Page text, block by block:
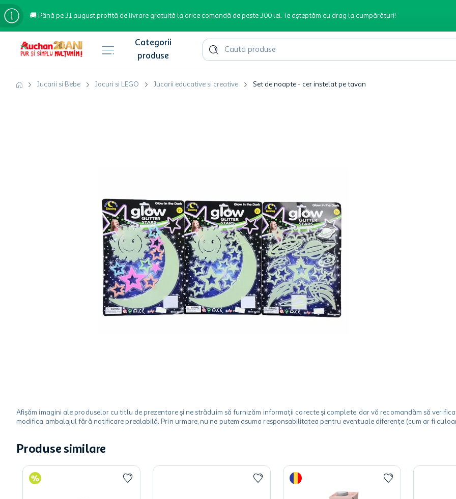
🚚 Până pe 31 august profită de livrare gratuită la orice comandă de peste 300 lei. Te așteptăm cu drag la cumpărături!
Cauta produse
garden star
hartie igienica
ciocolata
lapte
Jucarii si Bebe Jocuri si LEGO Jucarii educative si creative Set de noapte - cer instelat pe tavan
Afișăm imagini ale produselor cu titlu de prezentare și ne străduim să furnizăm informații corecte și complete, dar vă recomandăm să
modifica ambalajul fără notificare prealabilă. Prin urmare, nu ne putem asuma responsabilitatea pentru eventuale diferențe (cum ar fi
Produse similare